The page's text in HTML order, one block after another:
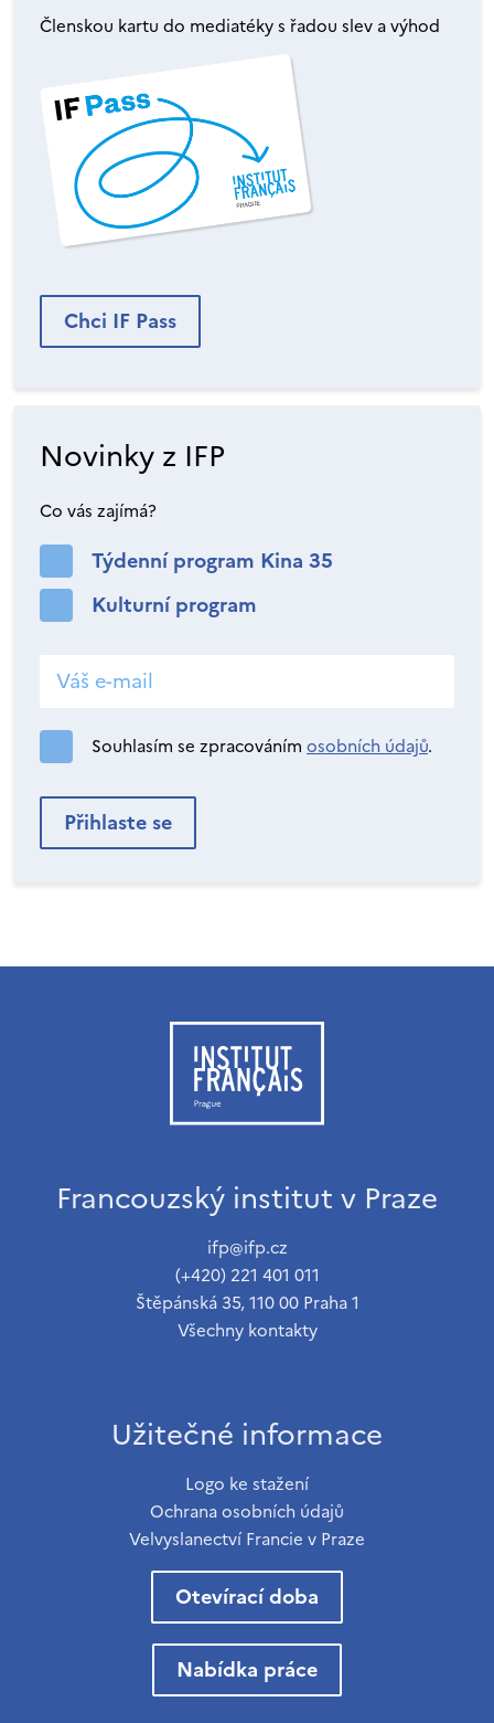
Členskou kartu do mediatéky s řadou slev a výhod
Chci IF Pass
Novinky z IFP
Co vás zajímá?
Týdenní program Kina 35
Kulturní program
Souhlasím se zpracováním osobních údajů.
Francouzský institut v Praze
ifp@ifp.cz
(+420) 221 401 011
Štěpánská 35, 110 00 Praha 1
Všechny kontakty
Užitečné informace
Logo ke stažení
Ochrana osobních údajů
Velvyslanectví Francie v Praze
Otevírací doba
Nabídka práce